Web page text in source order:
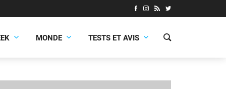
MONDE TESTS ET AVIS